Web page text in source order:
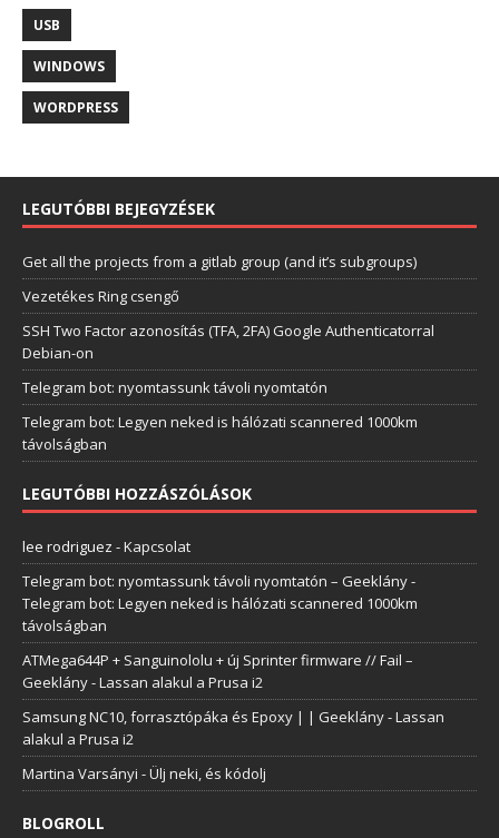
USB
WINDOWS
WORDPRESS
LEGUTÓBBI BEJEGYZÉSEK
Get all the projects from a gitlab group (and it’s subgroups)
Vezetékes Ring csengő
SSH Two Factor azonosítás (TFA, 2FA) Google Authenticatorral
Debian-on
Telegram bot: nyomtassunk távoli nyomtatón
Telegram bot: Legyen neked is hálózati scannered 1000km
távolságban
LEGUTÓBBI HOZZÁSZÓLÁSOK
lee rodriguez -Kapcsolat
Telegram bot: nyomtassunk távoli nyomtatón – Geeklány-
Telegram bot: Legyen neked is hálózati scannered 1000km
távolságban
ATMega644P + Sanguinololu + új Sprinter firmware // Fail –
Geeklány-Lassan alakul a Prusa i2
Samsung NC10, forrasztópáka és Epoxy | | Geeklány-Lassan
alakul a Prusa i2
Martina Varsányi -Ülj neki, és kódolj
BLOGROLL